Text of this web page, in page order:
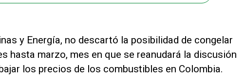
y Energía, no descartó la posibilidad de congelar
hasta marzo, mes en que se reanudará la discusión
los precios de los combustibles en Colombia.